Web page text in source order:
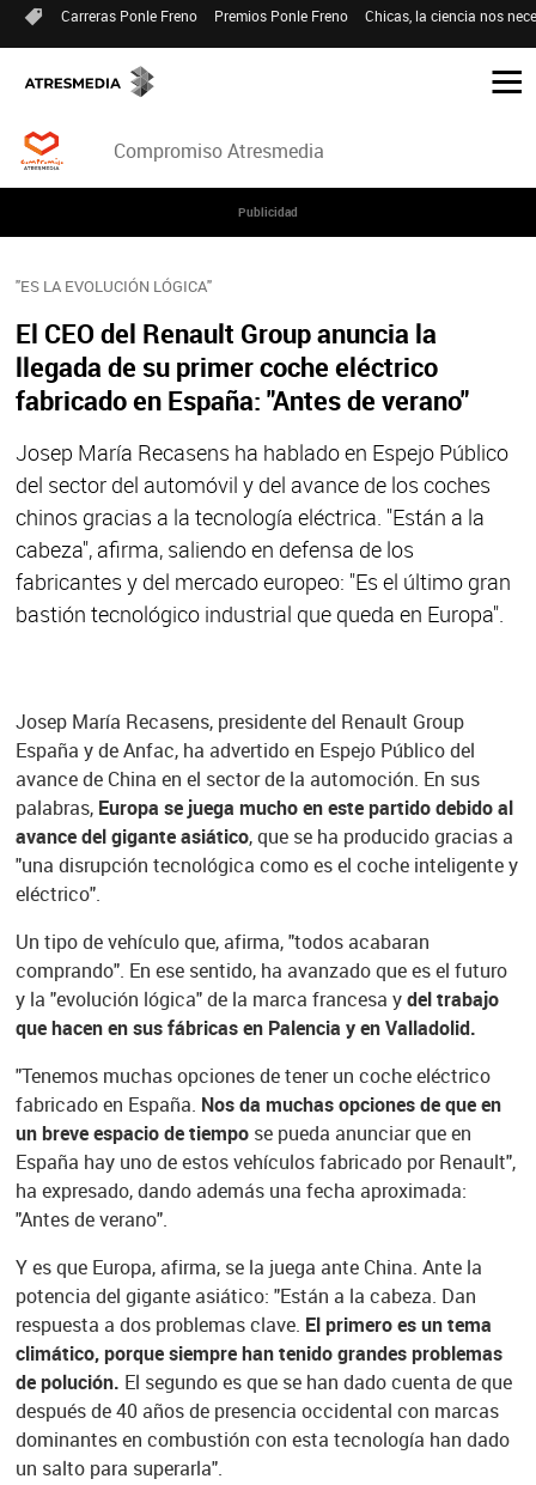
Carreras Ponle Freno Premios Ponle Freno Chicas, la ciencia nos
Compromiso Atresmedia
Publicidad
"ES LA EVOLUCIÓN LÓGICA"
El CEO del Renault Group anuncia la
llegada de su primer coche eléctrico
fabricado en España: "Antes de verano"
Josep María Recasens ha hablado en Espejo Público
del sector del automóvil y del avance de los coches
chinos gracias a la tecnología eléctrica. "Están a la
cabeza", afirma, saliendo en defensa de los
fabricantes y del mercado europeo: "Es el último gran
bastión tecnológico industrial que queda en Europa".
Josep María Recasens, presidente del Renault Group
España y de Anfac, ha advertido en Espejo Público del
avance de China en el sector de la automoción. En sus
palabras,Europa se juega mucho en este partido debido al
avance del gigante asiático, que se ha producido gracias a
"una disrupción tecnológica como es el coche inteligente y
eléctrico".
Un tipo de vehículo que, afirma, "todos acabaran
comprando". En ese sentido, ha avanzado que es el futuro
y la "evolución lógica" de la marca francesa ydel trabajo
que hacen en sus fábricas en Palencia y en Valladolid.
"Tenemos muchas opciones de tener un coche eléctrico
fabricado en España. Nos da muchas opciones de que en
un breve espacio de tiempo se pueda anunciar que en
España hay uno de estos vehículos fabricado por Renault",
ha expresado, dando además una fecha aproximada:
"Antes de verano".
Y es que Europa, afirma, se la juega ante China. Ante la
potencia del gigante asiático: "Están a la cabeza. Dan
respuesta a dos problemas clave. El primero es un tema
climático, porque siempre han tenido grandes problemas
de polución. El segundo es que se han dado cuenta de que
después de 40 años de presencia occidental con marcas
dominantes en combustión con esta tecnología han dado
un salto para superarla".